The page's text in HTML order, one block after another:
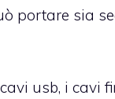
portare sia
usb, i cavi